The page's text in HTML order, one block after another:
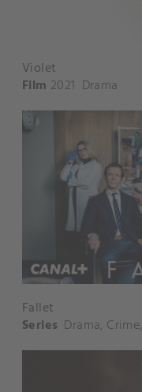
Violet
Film 2021 Drama
Fallet
Series Drama, Crime,